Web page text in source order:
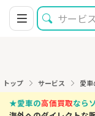
トップ サービス 愛
★愛車の高価買取なら